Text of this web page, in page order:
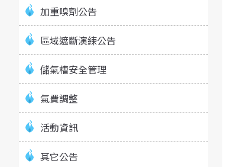
加重嗅劑公告
區域遮斷演練公告
儲氣槽安全管理
氣費調整
活動資訊
其它公告